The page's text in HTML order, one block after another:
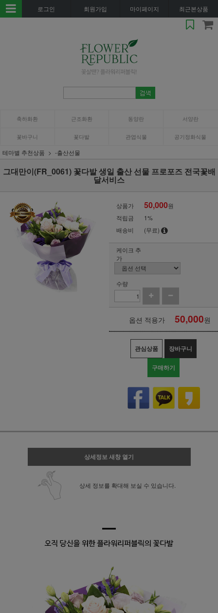
로그인 회원가입 마이페이지 최근본상품
축하화환 근조화환 동양란 서양란
꽃바구니 꽃다발 관엽식물 공기정화식물
테마별 추천상품 -출산선물
그대만이(FR_0061) 꽃다발 생일 출산 선물 프로포즈 전국꽃배
달서비스
상품가 50,000원
적립금
1%
배송비
(무료)
케이크 추
가
수량
옵션 적용가 50,000원
관심상품 장바구니
구매하기
상세정보 새창 열기
상세 정보를 확대해 보실 수 있습니다.